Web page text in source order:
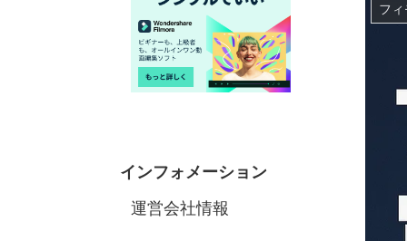
フ
インフォメーション
運営会社情報